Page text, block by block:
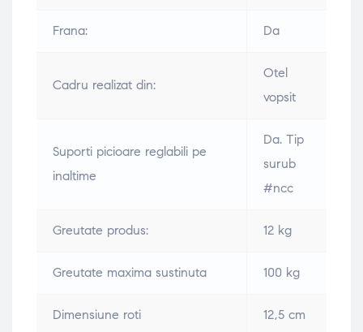
Frana: Da
Cadru realizat din:
Otel
vopsit
Suporti picioare reglabili pe
inaltime
Da. Tip
surub
#ncc
Greutate produs: 12 kg
Greutate maxima sustinuta 100 kg
Dimensiune roti 12,5 cm